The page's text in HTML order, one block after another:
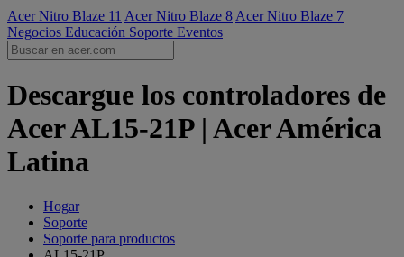
Acer Nitro Blaze 11 Acer Nitro Blaze 8 Acer Nitro Blaze 7
Negocios Educación Soporte Eventos
Descargue los controladores de
Acer AL15-21P | Acer América
Latina
Hogar
Soporte
Soporte para productos